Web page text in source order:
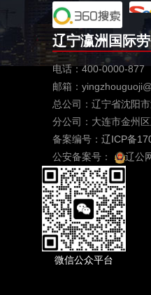
辽宁瀛洲国际
电话：400-0000-877
邮箱：
总公司：辽宁省沈阳
分公司：大连市金州
备案编号： 辽ICP备
公安备案号：
辽公
微信公众平台